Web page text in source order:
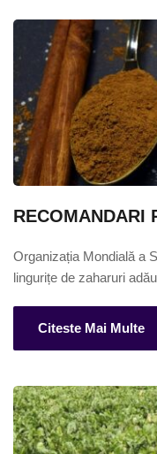
RECOMANDARI
Organizația Mondială a
lingurițe de zaharuri
Citeste Mai Multe